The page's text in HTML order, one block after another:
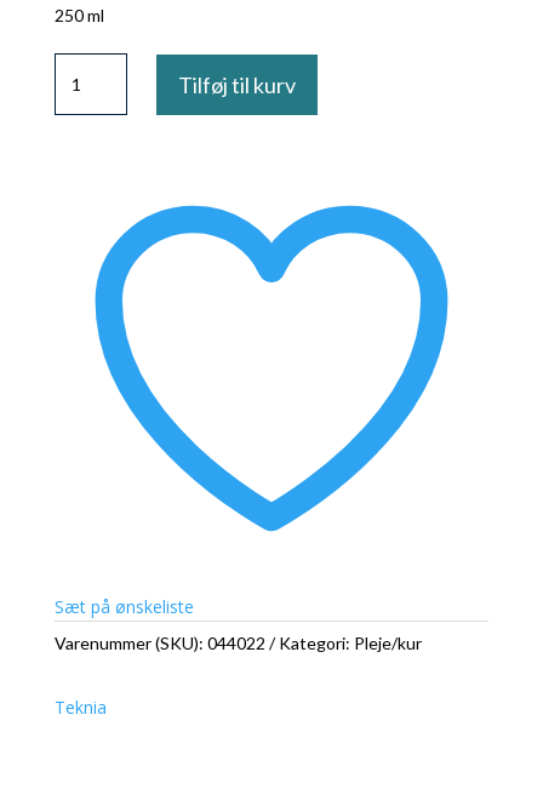
250 ml
Silver
Mask
Tilføj til kurv
Sæt på ønskeliste
Varenummer (SKU): 044022 Kategori: Pleje/kur
Teknia